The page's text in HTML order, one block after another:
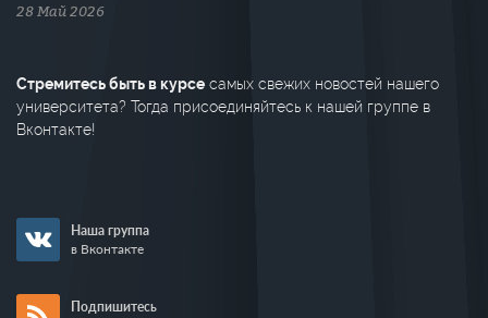
28 Май 2026
Стремитесь быть в курсе самых свежих новостей нашего
университета? Тогда присоединяйтесь к нашей группе в
Вконтакте!
Наша группа
в Вконтакте
Подпишитесь